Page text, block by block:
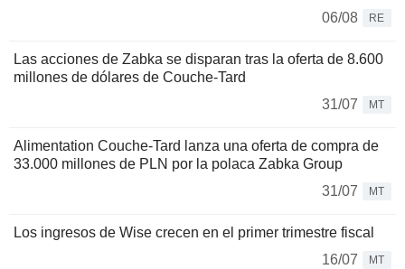
06/08
RE
Las acciones de Zabka se disparan tras la oferta de 8.600
millones de dólares de Couche-Tard
31/07
MT
Alimentation Couche-Tard lanza una oferta de compra de
33.000 millones de PLN por la polaca Zabka Group
31/07
MT
Los ingresos de Wise crecen en el primer trimestre fiscal
16/07
MT